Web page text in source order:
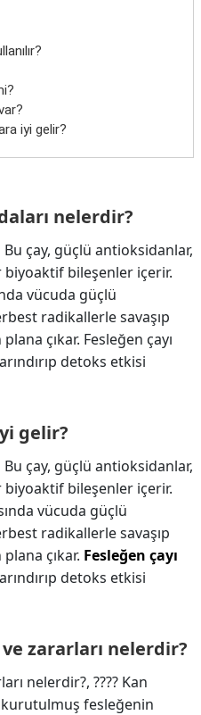
iyi gelir?
nelerdir?
çay, güçlü antioksidanlar,
bileşenler içerir.
vücuda güçlü
radikallerle savaşıp
çıkar. Fesleğen çayı
detoks etkisi
gelir?
Bu çay, güçlü antioksidanlar,
bileşenler içerir.
vücuda güçlü
radikallerle savaşıp
çıkar. Fesleğen çayı
detoks etkisi
zararları nelerdir?
nelerdir?, ???? Kan
fesleğenin